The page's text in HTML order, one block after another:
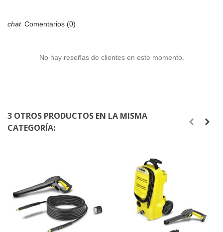
Comentarios (0)
No hay reseñas de clientes en este momento.
3 OTROS PRODUCTOS EN LA MISMA
CATEGORÍA: